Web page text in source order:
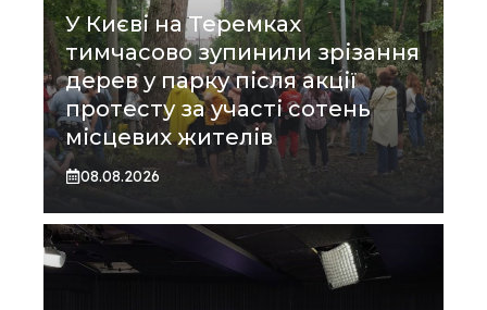
У Києві на Теремках
тимчасово зупинили зрізання
дерев у парку після акції
протесту за участі сотень
місцевих жителів
08.08.2026